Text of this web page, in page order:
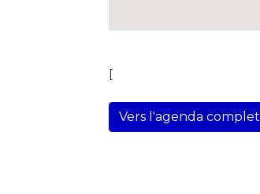
[
Vers l'agenda complet